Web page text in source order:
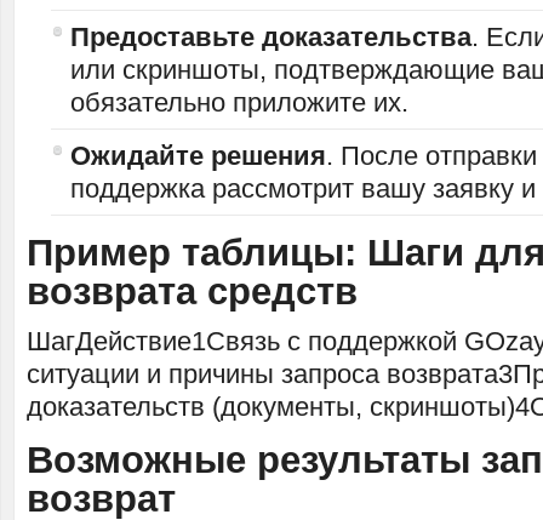
Предоставьте доказательства.
или скриншоты, подтверждающие
обязательно приложите их.
Ожидайте решения. После отправки
поддержка рассмотрит вашу заявку
Пример таблицы: Шаги
возврата средств
ШагДействие1Связь с поддержкой
ситуации и причины запроса
доказательств (документы,
Возможные результаты
возврат